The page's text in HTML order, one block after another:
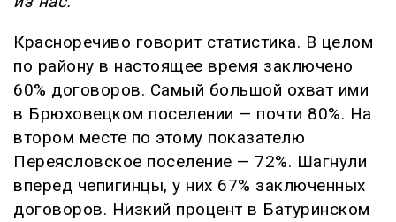
Красноречиво говорит статистика. В целом
по району в настоящее время заключено
60% договоров. Самый большой охват ими
в Брюховецком поселении — почти 80%. На
втором месте по этому показателю
Переясловское поселение — 72%. Шагнули
вперед чепигинцы, у них 67% заключенных
договоров. Низкий процент в Батуринском